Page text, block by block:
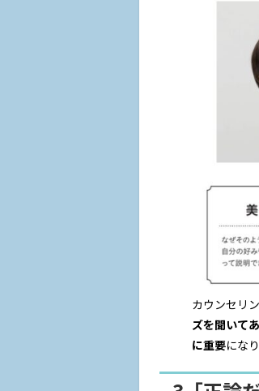
カウンセリ
ズを聞いて
に重要にな